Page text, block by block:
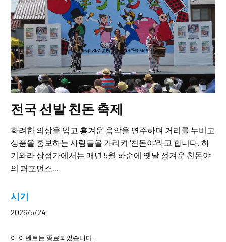
전국 선발 친돈 축제
화려한 의상을 입고 흥겨운 음악을 연주하며 거리를 누비고
상품을 홍보하는 사람들을 가리켜 '친돈야'라고 합니다. 하
기와라 상점가에서는 매년 5월 하순에 옛날 정겨운 친돈야
의 퍼포먼스...
시기
2026/5/24
이 이벤트는 종료되었습니다.